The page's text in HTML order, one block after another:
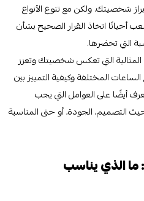
شخصيتك. ولكن مع تنوع الأنواع
أحيانًا اتخاذ القرار الصحيح بشأن
التي تحضرها.
التي تعكس شخصيتك وتعزز
المختلفة وكيفية التمييز بين
أيضًا على العوامل التي يجب
التصميم، الجودة، أو حتى المناسبة
ما الذي يناسب